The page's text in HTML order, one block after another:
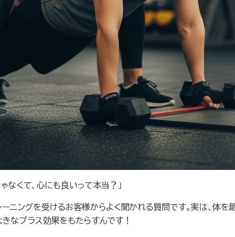
ゃなくて、心にも良いって本当？」
ーニングを受けるお客様からよく聞かれる質問です。実は、体
きなプラス効果をもたらすんです！